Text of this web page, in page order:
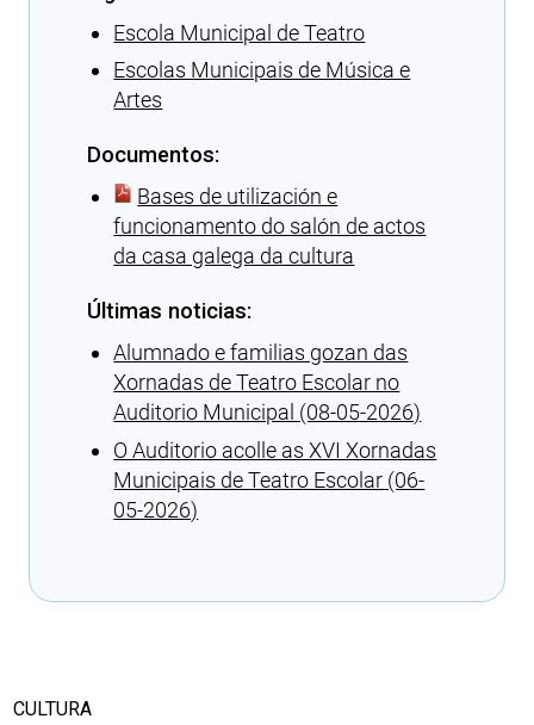
Escola Municipal de Teatro
Escolas Municipais de Música e
Artes
Documentos:
Bases de utilización e
funcionamento do salón de actos
da casa galega da cultura
Últimas noticias:
Alumnado e familias gozan das
Xornadas de Teatro Escolar no
Auditorio Municipal (08-05-2026)
O Auditorio acolle as XVI Xornadas
Municipais de Teatro Escolar (06-
05-2026)
CULTURA